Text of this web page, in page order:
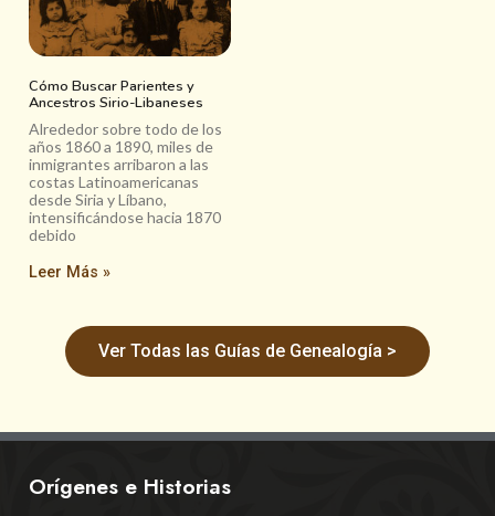
Cómo Buscar Parientes y
Ancestros Sirio-Libaneses
Alrededor sobre todo de los
años 1860 a 1890, miles de
inmigrantes arribaron a las
costas Latinoamericanas
desde Siria y Líbano,
intensificándose hacia 1870
debido
Leer Más »
Ver Todas las Guías de Genealogía >
Orígenes e Historias